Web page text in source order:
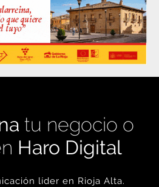
tu negocio o
Haro Digital
líder en Rioja Alta.